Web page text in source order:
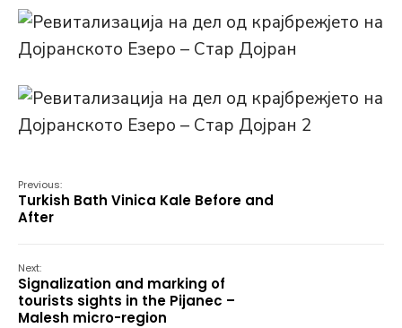
Previous:
Turkish Bath Vinica Kale Before and
After
Next:
Signalization and marking of
tourists sights in the Pijanec –
Malesh micro-region